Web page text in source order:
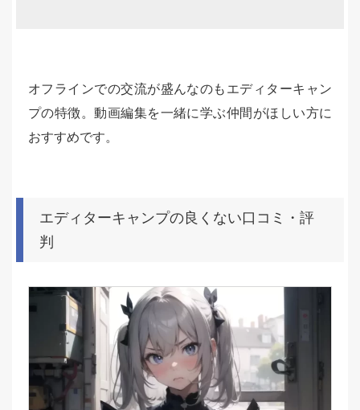
オフラインでの交流が盛んなのもエディターキャン
プの特徴。動画編集を一緒に学ぶ仲間がほしい方に
おすすめです。
エディターキャンプの良くない口コミ・評
判